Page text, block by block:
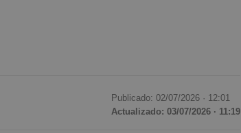
Publicado: 02/07/2026 · 12:01
Actualizado: 03/07/2026 · 11:19